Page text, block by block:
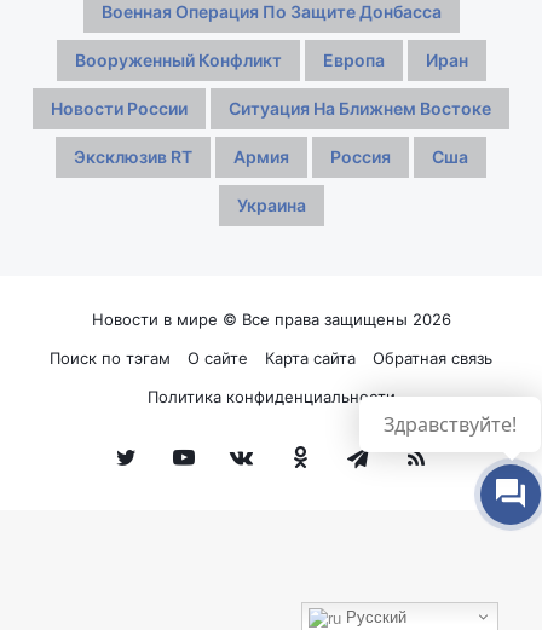
Военная Операция По Защите Донбасса
Вооруженный Конфликт Европа Иран
Новости России Ситуация На Ближнем Востоке
Эксклюзив RT Армия Россия Сша
Украина
Новости в мире © Все права защищены 2026
Поиск по тэгам
О сайте Карта сайта
Обратная связь
Политика конфиденциальности
TwitterYouTubevk.comОдноклассники
Telegram
RSS
Русский
Здравствуйте!